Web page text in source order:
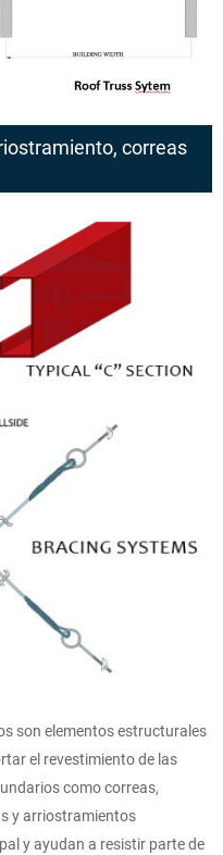
correas
son elementos estructurales
el revestimiento de las
como correas,
y arriostramientos
y ayudan a resistir parte de